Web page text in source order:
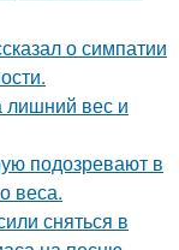
о симпатии
лишний вес и
подозревают в
веса.
сняться в